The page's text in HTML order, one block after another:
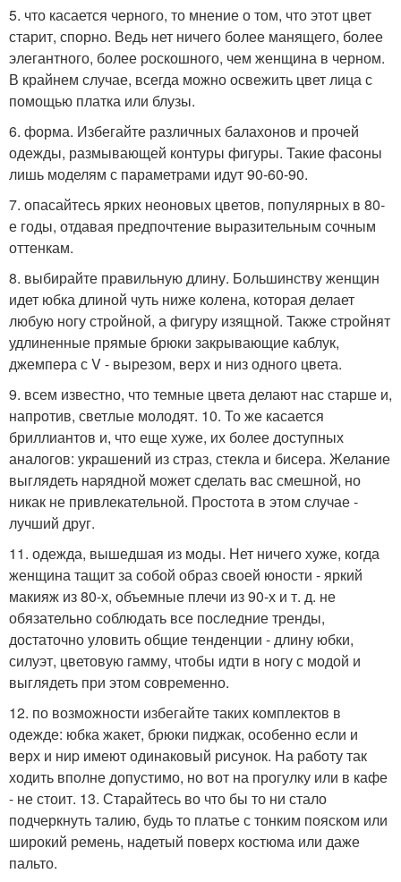
5. что касается черного, то мнение о том, что этот цвет
старит, спорно. Ведь нет ничего более манящего, более
элегантного, более роскошного, чем женщина в черном.
В крайнем случае, всегда можно освежить цвет лица с
помощью платка или блузы.
6. форма. Избегайте различных балахонов и прочей
одежды, размывающей контуры фигуры. Такие фасоны
лишь моделям с параметрами идут 90-60-90.
7. опасайтесь ярких неоновых цветов, популярных в 80-
е годы, отдавая предпочтение выразительным сочным
оттенкам.
8. выбирайте правильную длину. Большинству женщин
идет юбка длиной чуть ниже колена, которая делает
любую ногу стройной, а фигуру изящной. Также стройнят
удлиненные прямые брюки закрывающие каблук,
джемпера с V - вырезом, верх и низ одного цвета.
9. всем известно, что темные цвета делают нас старше и,
напротив, светлые молодят. 10. То же касается
бриллиантов и, что еще хуже, их более доступных
аналогов: украшений из страз, стекла и бисера. Желание
выглядеть нарядной может сделать вас смешной, но
никак не привлекательной. Простота в этом случае -
лучший друг.
11. одежда, вышедшая из моды. Нет ничего хуже, когда
женщина тащит за собой образ своей юности - яркий
макияж из 80-х, объемные плечи из 90-х и т. д. не
обязательно соблюдать все последние тренды,
достаточно уловить общие тенденции - длину юбки,
силуэт, цветовую гамму, чтобы идти в ногу с модой и
выглядеть при этом современно.
12. по возможности избегайте таких комплектов в
одежде: юбка жакет, брюки пиджак, особенно если и
верх и ниp имеют одинаковый рисунок. На работу так
ходить вполне допустимо, но вот на прогулку или в кафе
- не стоит. 13. Старайтесь во что бы то ни стало
подчеркнуть талию, будь то платье с тонким пояском или
широкий ремень, надетый поверх костюма или даже
пальто.